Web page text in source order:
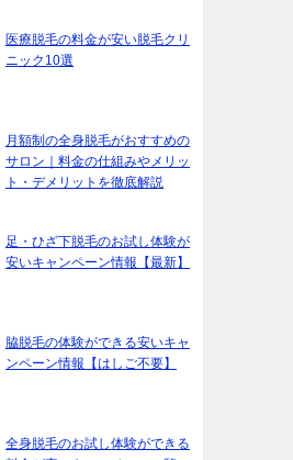
医療脱毛の料金が安い脱毛クリ
ニック10選
月額制の全身脱毛がおすすめの
サロン｜料金の仕組みやメリッ
ト・デメリットを徹底解説
足・ひざ下脱毛のお試し体験が
安いキャンペーン情報【最新】
脇脱毛の体験ができる安いキャ
ンペーン情報【はしご不要】
全身脱毛のお試し体験ができる